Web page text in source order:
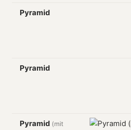
Pyramid
Pyramid
Pyramid (mit